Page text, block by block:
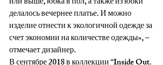
делалось вечернее платье. И можно
изделие отнести к экологичной одежде за
счет экономии на количестве одежды», –
отмечает дизайнер.